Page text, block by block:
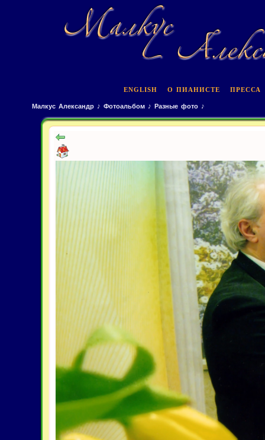
ENGLISH О ПИАНИСТЕ ПРЕССА
Малкус Александр♪ Фотоальбом♪ Разные фото♪